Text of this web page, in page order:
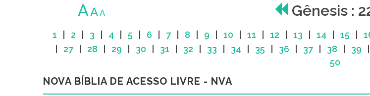
AAA Gênesis :
1 2 3 4 5 6 7| 8 9 10 11 12 13 14 15
27| 28 29 30 31 32 33 34 35 36 37| 38 39
50
NOVA BÍBLIA DE ACESSO LIVRE - NVA